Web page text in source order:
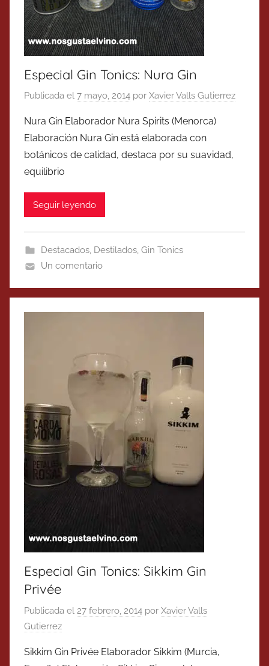
Especial Gin Tonics: Nura Gin
Publicada el 7 mayo, 2014 por Xavier Valls Gutierrez
Nura Gin Elaborador Nura Spirits (Menorca)
Elaboración Nura Gin está elaborada con
botánicos de calidad, destaca por su suavidad,
equilibrio
Seguir leyendo
Destacados, Destilados, Gin Tonics
Un comentario
Especial Gin Tonics: Sikkim Gin
Privée
Publicada el 27 febrero, 2014 por Xavier Valls
Gutierrez
Sikkim Gin Privée Elaborador Sikkim (Murcia,